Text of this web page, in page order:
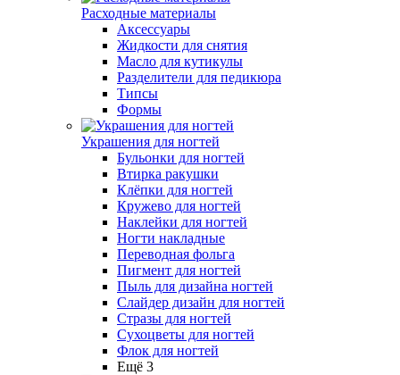
Расходные материалы
Аксессуары
Жидкости для снятия
Масло для кутикулы
Разделители для педикюра
Типсы
Формы
Украшения для ногтей
Бульонки для ногтей
Втирка ракушки
Клёпки для ногтей
Кружево для ногтей
Наклейки для ногтей
Ногти накладные
Переводная фольга
Пигмент для ногтей
Пыль для дизайна ногтей
Слайдер дизайн для ногтей
Стразы для ногтей
Сухоцветы для ногтей
Флок для ногтей
Ещё 3